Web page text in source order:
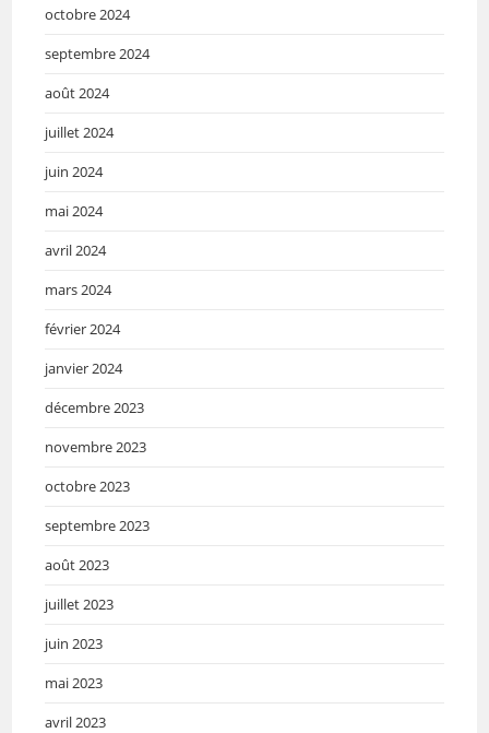
octobre 2024
septembre 2024
août 2024
juillet 2024
juin 2024
mai 2024
avril 2024
mars 2024
février 2024
janvier 2024
décembre 2023
novembre 2023
octobre 2023
septembre 2023
août 2023
juillet 2023
juin 2023
mai 2023
avril 2023